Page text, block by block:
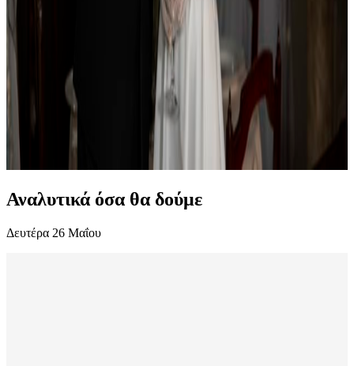
Αναλυτικά όσα θα δούμε
Δευτέρα 26 Μαΐου